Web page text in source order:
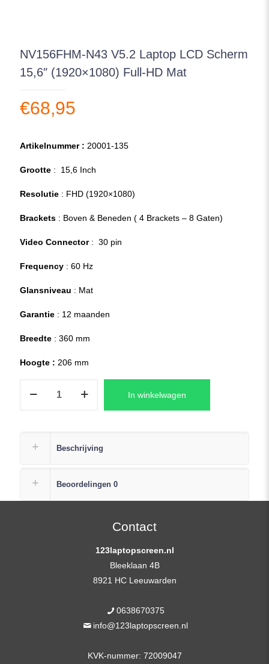
NV156FHM-N43 V5.2 Laptop LCD Scherm
15,6″ (1920×1080) Full-HD Mat
€68,95
Artikelnummer : 20001-135
Grootte : 15,6 Inch
Resolutie : FHD (1920×1080)
Brackets : Boven & Beneden ( 4 Brackets – 8 Gaten)
Video Connector: 30 pin
Frequency : 60 Hz
Glansniveau : Mat
Garantie : 12 maanden
Breedte : 360 mm
Hoogte : 206 mm
LCD
In winkelwagen
Beschrijving
Beoordelingen 0
Contact
123laptopscreen.nl
Bleeklaan 4B
8921 HC Leeuwarden
0638670375
info@123laptopscreen.nl
KVK-nummer: 72009047